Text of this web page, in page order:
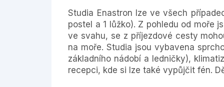
Studia Enastron lze ve všech
postel a 1 lůžko). Z pohledu od moře
ve svahu, se z příjezdové cesty
na moře. Studia jsou vybavena
základního nádobí a ledničky),
recepci, kde si lze také vypůjčit fén.